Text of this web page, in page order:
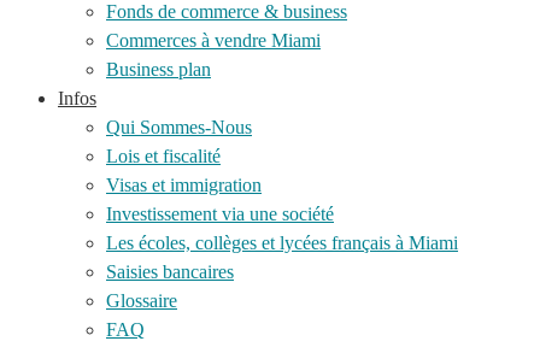
Fonds de commerce & business
Commerces à vendre Miami
Business plan
Infos
Qui Sommes-Nous
Lois et fiscalité
Visas et immigration
Investissement via une société
Les écoles, collèges et lycées français à Miami
Saisies bancaires
Glossaire
FAQ